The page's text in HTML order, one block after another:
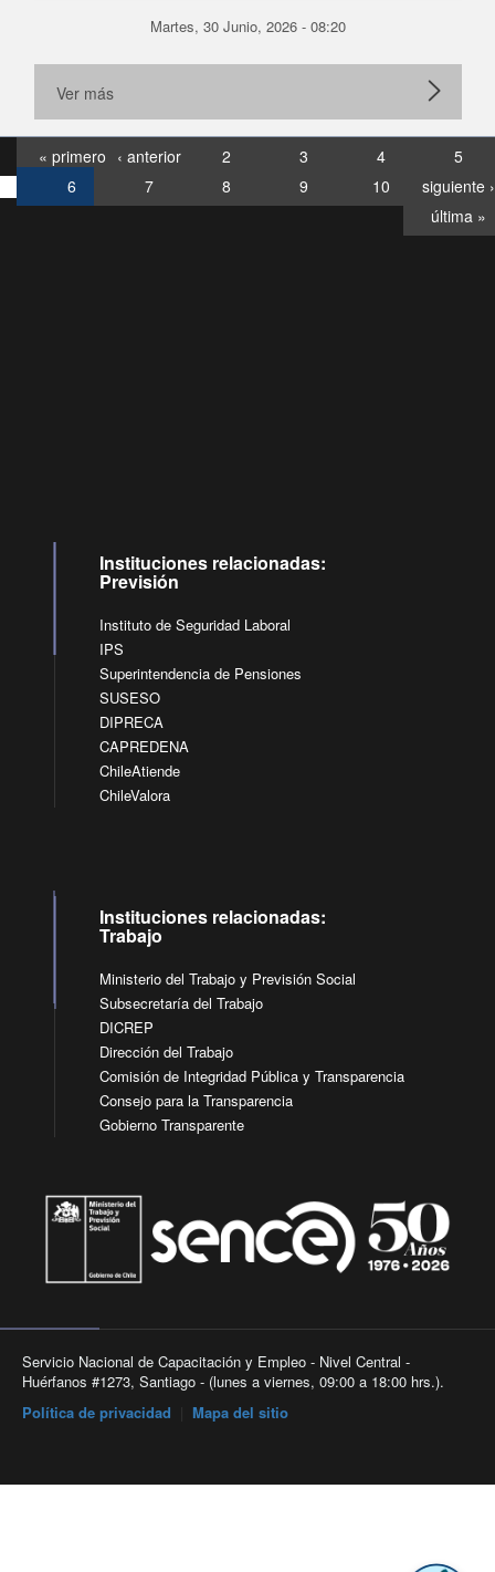
Martes, 30 Junio, 2026 - 08:20
Ver más
« primero ‹ anterior 2 3 4
5
6
7 8 9 10
siguiente ›
última »
Instituciones relacionadas:
Previsión
Instituto de Seguridad Laboral
IPS
Superintendencia de Pensiones
SUSESO
DIPRECA
CAPREDENA
ChileAtiende
ChileValora
Instituciones relacionadas:
Trabajo
Ministerio del Trabajo y Previsión Social
Subsecretaría del Trabajo
DICREP
Dirección del Trabajo
Comisión de Integridad Pública y Transparencia
Consejo para la Transparencia
Gobierno Transparente
Servicio Nacional de Capacitación y Empleo - Nivel Central -
Huérfanos #1273, Santiago - (lunes a viernes, 09:00 a 18:00 hrs.).
Política de privacidad
Mapa del sitio